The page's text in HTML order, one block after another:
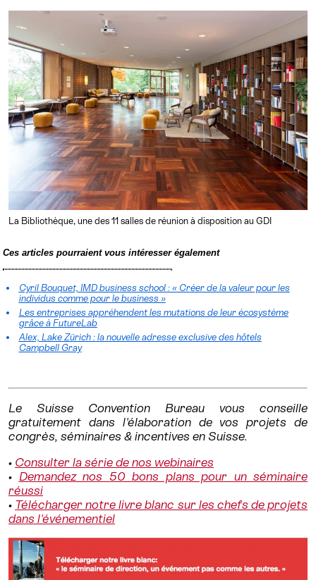
La Bibliothèque, une des 11 salles de réunion à disposition au GDI
Ces articles pourraient vous intéresser également
Cyril Bouquet, IMD business school : « Créer de la valeur pour les
individus comme pour le business »
Les entreprises appréhendent les mutations de leur écosystème
grâce à FutureLab
Alex, Lake Zürich : la nouvelle adresse exclusive des hôtels
Campbell Gray
Le Suisse Convention Bureau vous conseille
gratuitement dans l'élaboration de vos projets de
congrès, séminaires & incentives en Suisse.
• Consulter la série de nos webinaires
• Demandez nos 50 bons plans pour un séminaire
réussi
• Télécharger notre livre blanc sur les chefs de projets
dans l'événementiel